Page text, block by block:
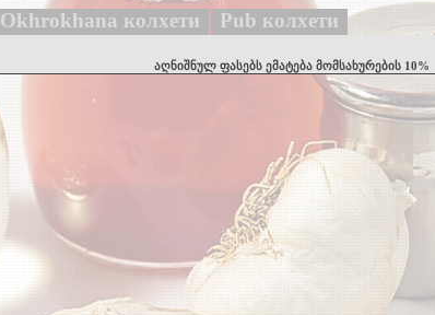
Okhrokhana колхети Pub колхети
აღნიშნულ ფასებს ემატება მომსახურების 10%